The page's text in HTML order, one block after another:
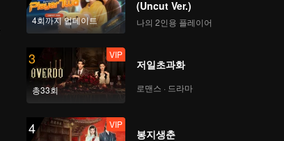
4회까지 업데이트
(Uncut Ver.)
나의 2인용 플레이어
3
총33회
VIP
저일초과화
로맨스 · 드라마
4 VIP
봉지생춘